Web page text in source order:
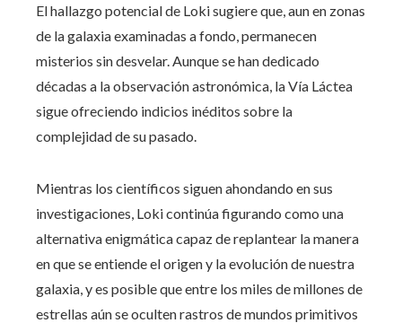
El hallazgo potencial de Loki sugiere que, aun en zonas
de la galaxia examinadas a fondo, permanecen
misterios sin desvelar. Aunque se han dedicado
décadas a la observación astronómica, la Vía Láctea
sigue ofreciendo indicios inéditos sobre la
complejidad de su pasado.
Mientras los científicos siguen ahondando en sus
investigaciones, Loki continúa figurando como una
alternativa enigmática capaz de replantear la manera
en que se entiende el origen y la evolución de nuestra
galaxia, y es posible que entre los miles de millones de
estrellas aún se oculten rastros de mundos primitivos